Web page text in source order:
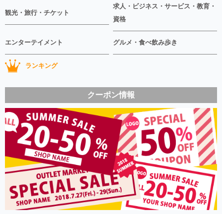
観光・旅行・チケット
求人・ビジネス・サービス・教育・
資格
エンターテイメント グルメ・食べ飲み歩き
ランキング
クーポン情報